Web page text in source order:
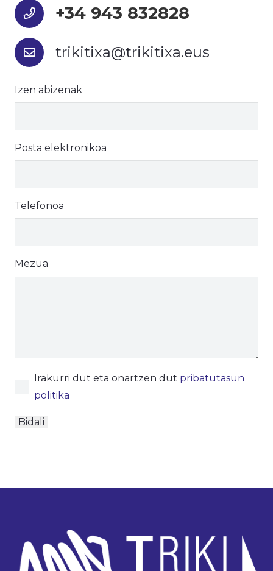
+34 943 832828
trikitixa@trikitixa.eus
Izen abizenak
Posta elektronikoa
Telefonoa
Mezua
Irakurri dut eta onartzen dut pribatutasun
politika